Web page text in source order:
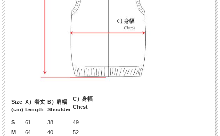
Size
(cm)
A）着丈
Length
B）肩幅
Shoulder
C）身幅
Chest
S 61 38
49
M
64 40
52